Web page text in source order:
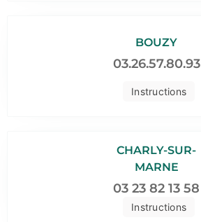
Instructions
BOUZY
03.26.57.80.93
Instructions
CHARLY-SUR-
MARNE
03 23 82 13 58